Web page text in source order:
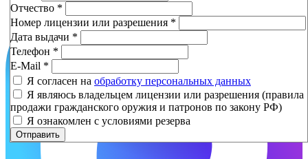
Отчество *
Номер лицензии или разрешения *
Дата выдачи *
Телефон *
E-Mail *
Я согласен на обработку персональных данных
Я являюсь владельцем лицензии или разрешения (правила
продажи гражданского оружия и патронов по закону РФ)
Я ознакомлен с условиями резерва
Отправить